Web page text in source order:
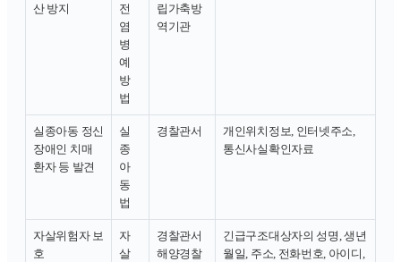
산 방지
전
염
병
예
방
법
립가축방
역기관
실종아동 정신
장애인 치매
환자 등 발견
실
종
아
동
법
경찰관서
개인위치정보, 인터넷주소,
통신사실확인자료
자살위험자 보
호
자
살
경찰관서
해양경찰
긴급구조대상자의 성명, 생년
월일, 주소, 전화번호, 아이디,